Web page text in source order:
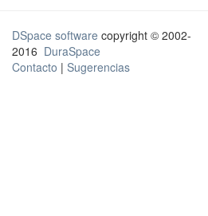
DSpace software copyright © 2002-
2016 DuraSpace
Contacto | Sugerencias